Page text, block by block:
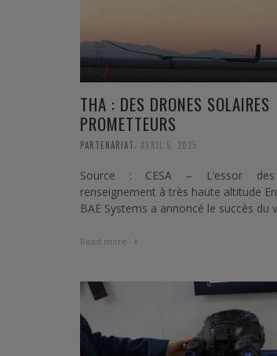
THA : DES DRONES SOLAIRES
PROMETTEURS
PARTENARIAT, AVRIL 5, 2025
Source : CESA – L’essor
renseignement à très haute altitude
BAE Systems a annoncé le succès du
Read more